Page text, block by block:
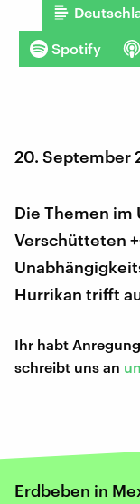
Spotify
20. September
Die Themen im
Verschütteten
Hurrikan trifft
Ihr habt
schreibt uns an
Erdbeben in